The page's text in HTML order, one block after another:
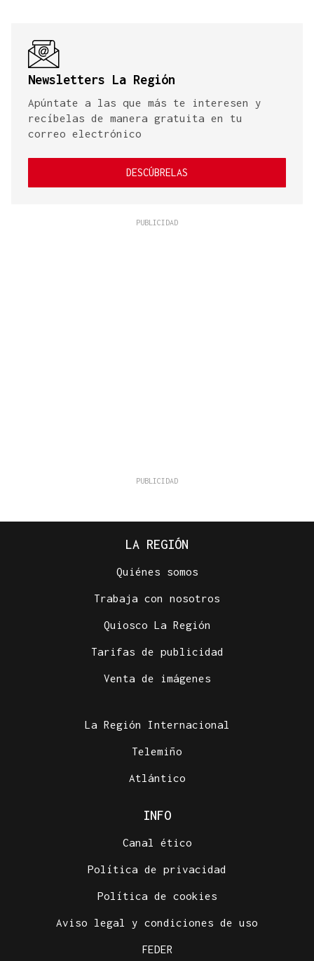
Newsletters La Región
Apúntate a las que más te interesen y
recíbelas de manera gratuita en tu
correo electrónico
DESCÚBRELAS
LA REGIÓN
Quiénes somos
Trabaja con nosotros
Quiosco La Región
Tarifas de publicidad
Venta de imágenes
La Región Internacional
Telemiño
Atlántico
INFO
Canal ético
Política de privacidad
Política de cookies
Aviso legal y condiciones de uso
FEDER